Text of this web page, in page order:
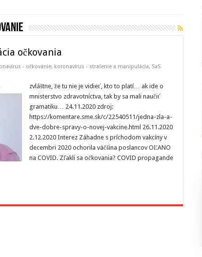
očkovania
- očkovanie, koronavírus - strašenie a manipulácia, SaS
zvláštne, že tu nie je vidieť, kto to platí… ak ide o
mnisterstvo zdravotníctva, tak by sa mali naučiť
gramatiku… 24.11.2020 zdroj:
https://komentare.sme.sk/c/22540511/jedna-zla-a-
dve-dobre-spravy-o-novej-vakcine.html 26.11.2020
2.12.2020 Interez Záhadne s príchodom vakcíny v
decembri 2020 ochorila väčšina poslancov OĽANO
na COVID. Zľakli sa očkovania? COVID propagande